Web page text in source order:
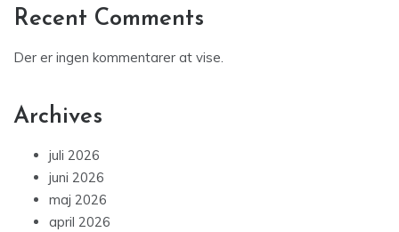
Recent Comments
Der er ingen kommentarer at vise.
Archives
juli 2026
juni 2026
maj 2026
april 2026